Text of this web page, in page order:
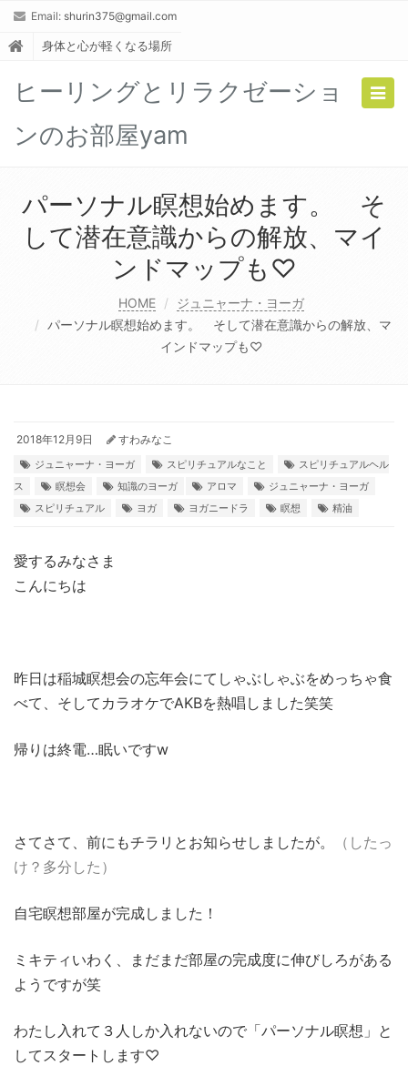
Email: shurin375@gmail.com
身体と心が軽くなる場所
ヒーリングとリラクゼーショ
ンのお部屋yam
パーソナル瞑想始めます。 そ
して潜在意識からの解放、マイ
ンドマップも♡
HOME
ジュニャーナ・ヨーガ
パーソナル瞑想始めます。 そして潜在意識からの解放、マ
インドマップも♡
2018年12月9日 すわみなこ
ジュニャーナ・ヨーガ スピリチュアルなこと
スピリチュアルヘル
ス
瞑想会 知識のヨーガ アロマ
ジュニャーナ・ヨーガ
スピリチュアル
ヨガ ヨガニードラ 瞑想 精油
愛するみなさま
こんにちは
昨日は稲城瞑想会の忘年会にてしゃぶしゃぶをめっちゃ食
べて、そしてカラオケでAKBを熱唱しました笑笑
帰りは終電…眠いですw
さてさて、前にもチラリとお知らせしましたが。
（したっ
け？多分した）
自宅瞑想部屋が完成しました！
ミキティいわく、まだまだ部屋の完成度に伸びしろがある
ようですが笑
わたし入れて３人しか入れないので「パーソナル瞑想」と
してスタートします♡